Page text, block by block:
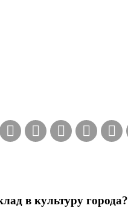
в культуру города?